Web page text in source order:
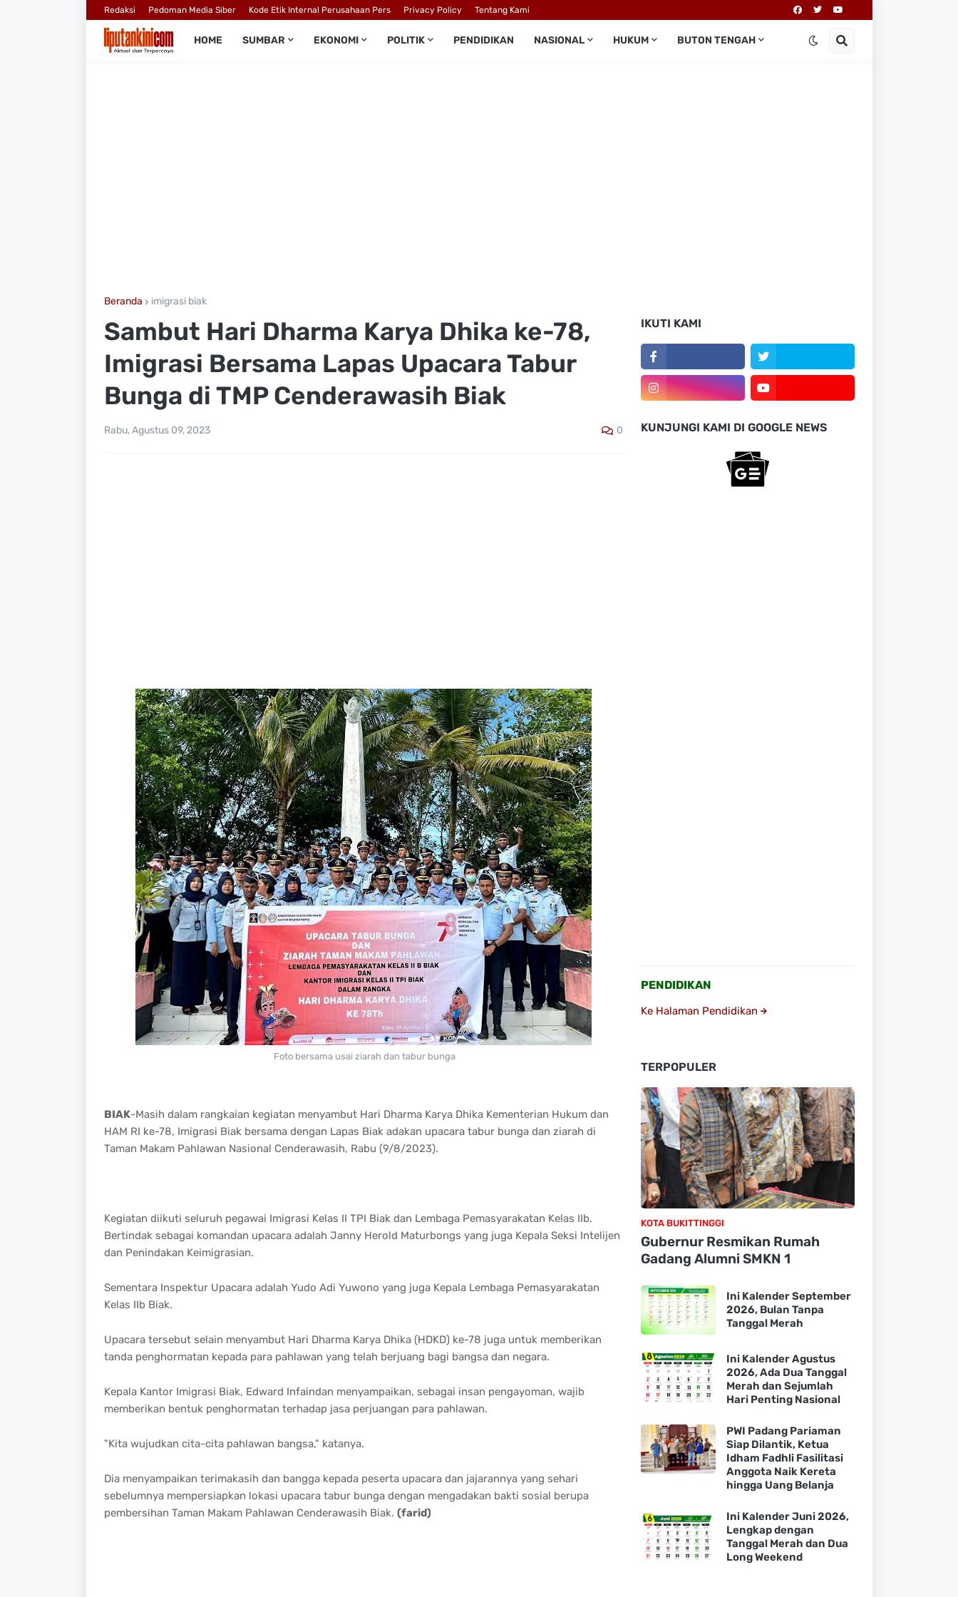
Redaksi Pedoman Media Siber Kode Etik Internal Perusahaan Pers Privacy Policy Tentang Kami
HOME SUMBAR EKONOMI POLITIK PENDIDIKAN NASIONAL HUKUM BUTON TENGAH
Beranda imigrasi biak
Sambut Hari Dharma Karya Dhika ke-78,
Imigrasi Bersama Lapas Upacara Tabur
Bunga di TMP Cenderawasih Biak
Rabu, Agustus 09, 2023 0
Foto bersama usai ziarah dan tabur bunga
BIAK-Masih dalam rangkaian kegiatan menyambut Hari Dharma Karya Dhika Kementerian Hukum dan
HAM RI ke-78, Imigrasi Biak bersama dengan Lapas Biak adakan upacara tabur bunga dan ziarah di
Taman Makam Pahlawan Nasional Cenderawasih, Rabu (9/8/2023).
Kegiatan diikuti seluruh pegawai Imigrasi Kelas II TPI Biak dan Lembaga Pemasyarakatan Kelas IIb.
Bertindak sebagai komandan upacara adalah Janny Herold Maturbongs yang juga Kepala Seksi Intelijen
dan Penindakan Keimigrasian.
Sementara Inspektur Upacara adalah Yudo Adi Yuwono yang juga Kepala Lembaga Pemasyarakatan
Kelas IIb Biak.
Upacara tersebut selain menyambut Hari Dharma Karya Dhika (HDKD) ke-78 juga untuk memberikan
tanda penghormatan kepada para pahlawan yang telah berjuang bagi bangsa dan negara.
Kepala Kantor Imigrasi Biak, Edward Infaindan menyampaikan, sebagai insan pengayoman, wajib
memberikan bentuk penghormatan terhadap jasa perjuangan para pahlawan.
"Kita wujudkan cita-cita pahlawan bangsa," katanya.
Dia menyampaikan terimakasih dan bangga kepada peserta upacara dan jajarannya yang sehari
sebelumnya mempersiapkan lokasi upacara tabur bunga dengan mengadakan bakti sosial berupa
pembersihan Taman Makam Pahlawan Cenderawasih Biak. (farid)
IKUTI KAMI
KUNJUNGI KAMI DI GOOGLE NEWS
PENDIDIKAN
Ke Halaman Pendidikan
TERPOPULER
KOTA BUKITTINGGI
Gubernur Resmikan Rumah
Gadang Alumni SMKN 1
Ini Kalender September
2026, Bulan Tanpa
Tanggal Merah
Ini Kalender Agustus
2026, Ada Dua Tanggal
Merah dan Sejumlah
Hari Penting Nasional
PWI Padang Pariaman
Siap Dilantik, Ketua
Idham Fadhli Fasilitasi
Anggota Naik Kereta
hingga Uang Belanja
Ini Kalender Juni 2026,
Lengkap dengan
Tanggal Merah dan Dua
Long Weekend